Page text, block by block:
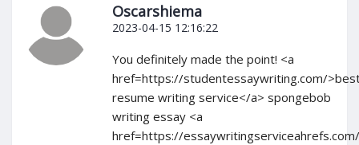
Oscarshiema
2023-04-15 12:16:22
You definitely made the point! <a
href=https://studentessaywriting.com/
resume writing service</a> spongebob
writing essay <a
href=https://